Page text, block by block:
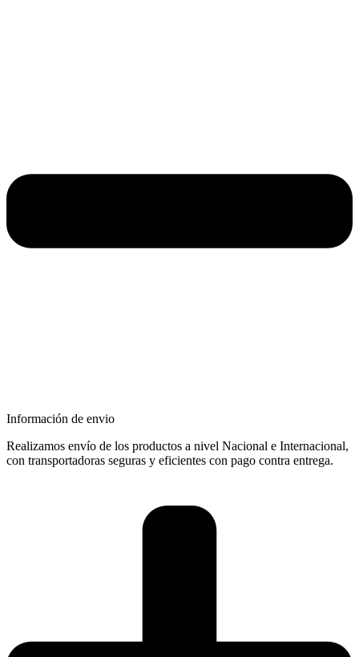
Información de envio
Realizamos envío de los productos a nivel Nacional e Internacional,
con transportadoras seguras y eficientes con pago contra entrega.